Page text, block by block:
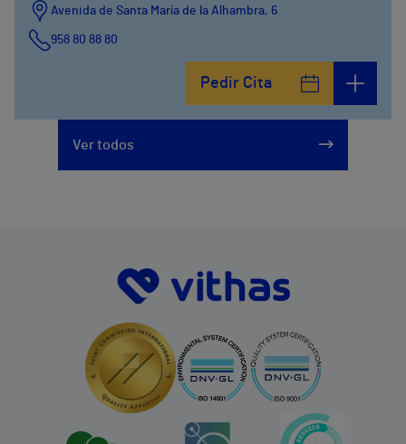
Avenida de Santa María de la Alhambra, 6
958 80 88 80
Pedir Cita
Ver todos